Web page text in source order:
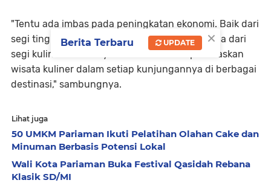
"Tentu ada imbas pada peningkatan ekonomi. Baik dari
segi tingkat hunian penginapan dan hotel, juga dari
segi kuliner. Umumnya wisatawan memprioritaskan
wisata kuliner dalam setiap kunjungannya di berbagai
destinasi," sambungnya.
Lihat juga
50 UMKM Pariaman Ikuti Pelatihan Olahan Cake dan
Minuman Berbasis Potensi Lokal
Wali Kota Pariaman Buka Festival Qasidah Rebana
Klasik SD/MI
×
Berita Terbaru UPDATE